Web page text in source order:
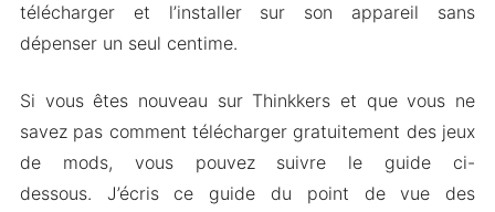
télécharger et l’installer sur son appareil sans
dépenser un seul centime.
Si vous êtes nouveau sur Thinkkers et que vous ne
savez pas comment télécharger gratuitement des jeux
de mods, vous pouvez suivre le guide ci-
dessous. J’écris ce guide du point de vue des